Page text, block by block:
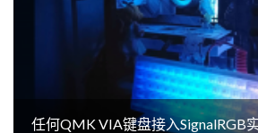
任何QMK VIA键盘接入SignalRGB